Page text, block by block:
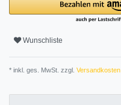
Wunschliste
* inkl. ges. MwSt. zzgl. Versandkosten